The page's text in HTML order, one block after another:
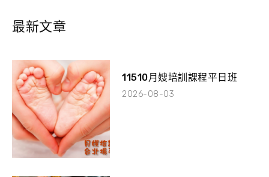
最新文章
11510月嫂培訓課程平日班
2026-08-03